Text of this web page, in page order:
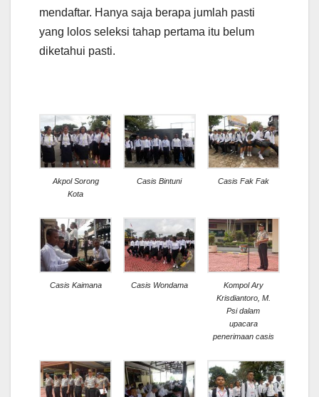
mendaftar. Hanya saja berapa jumlah pasti
yang lolos seleksi tahap pertama itu belum
diketahui pasti.
Akpol Sorong
Kota
Casis Bintuni Casis Fak Fak
Casis Kaimana Casis Wondama
Kompol Ary
Krisdiantoro, M.
Psi dalam
upacara
penerimaan casis